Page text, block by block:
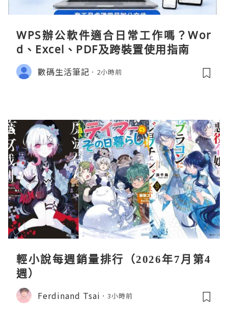
WPS辦公軟件適合日常工作嗎？Wor
d、Excel、PDF及跨裝置使用指南
數碼生活筆記 2小時前
輕小說每週銷量排行（2026年7月第4
週）
Ferdinand Tsai 3小時前